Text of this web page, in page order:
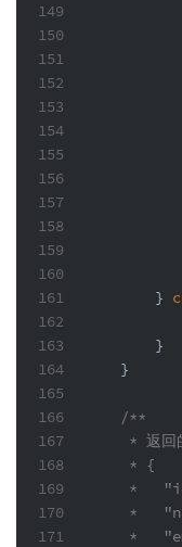
149
150
151
152
153
154
155
156
157
158
159
160
161
162
163
164
165
166
167
168
169
170
171
        }
        }
    }
/**
* 返回
     * {
*
*
*